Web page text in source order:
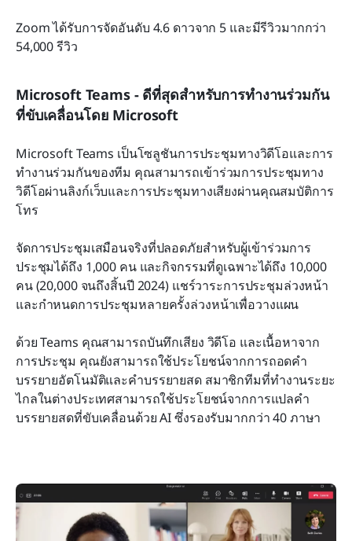
Zoom ได้รับการจัดอันดับ 4.6 ดาวจาก 5 และมีรีวิวมากกว่า
54,000 รีวิว
Microsoft Teams - ดีที่สุดสำหรับการทำงานร่วมกัน
ที่ขับเคลื่อนโดย Microsoft
Microsoft Teams เป็นโซลูชันการประชุมทางวิดีโอและการ
ทำงานร่วมกันของทีม คุณสามารถเข้าร่วมการประชุมทาง
วิดีโอผ่านลิงก์เว็บและการประชุมทางเสียงผ่านคุณสมบัติการ
โทร
จัดการประชุมเสมือนจริงที่ปลอดภัยสำหรับผู้เข้าร่วมการ
ประชุมได้ถึง 1,000 คน และกิจกรรมที่ดูเฉพาะได้ถึง 10,000
คน (20,000 จนถึงสิ้นปี 2024) แชร์วาระการประชุมล่วงหน้า
และกำหนดการประชุมหลายครั้งล่วงหน้าเพื่อวางแผน
ด้วย Teams คุณสามารถบันทึกเสียง วิดีโอ และเนื้อหาจาก
การประชุม คุณยังสามารถใช้ประโยชน์จากการถอดคำ
บรรยายอัตโนมัติและคำบรรยายสด สมาชิกทีมที่ทำงานระยะ
ไกลในต่างประเทศสามารถใช้ประโยชน์จากการแปลคำ
บรรยายสดที่ขับเคลื่อนด้วย AI ซึ่งรองรับมากกว่า 40 ภาษา